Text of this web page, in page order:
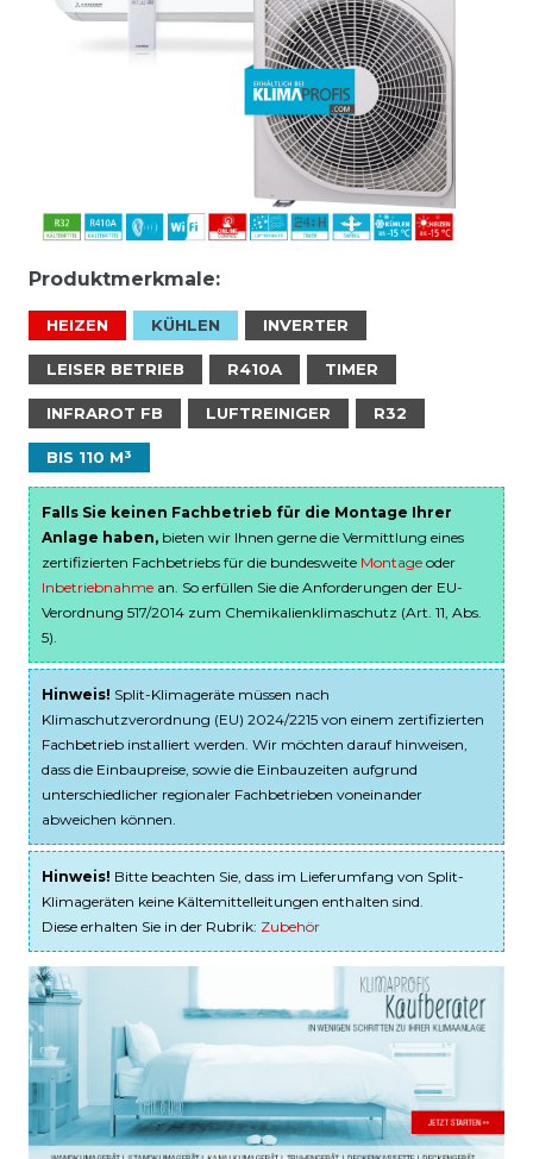
Produktmerkmale:
HEIZEN KÜHLEN INVERTER
LEISER BETRIEB R410A TIMER
INFRAROT FB LUFTREINIGER R32
BIS 110 M³
Falls Sie keinen Fachbetrieb für die Montage Ihrer
Anlage haben, bieten wir Ihnen gerne die Vermittlung eines
zertifizierten Fachbetriebs für die bundesweite Montage oder
Inbetriebnahme an. So erfüllen Sie die Anforderungen der EU-
Verordnung 517/2014 zum Chemikalienklimaschutz (Art. 11, Abs.
5).
Hinweis! Split-Klimageräte müssen nach
Klimaschutzverordnung (EU) 2024/2215 von einem zertifizierten
Fachbetrieb installiert werden. Wir möchten darauf hinweisen,
dass die Einbaupreise, sowie die Einbauzeiten aufgrund
unterschiedlicher regionaler Fachbetrieben voneinander
abweichen können.
Hinweis! Bitte beachten Sie, dass im Lieferumfang von Split-
Klimageräten keine Kältemittelleitungen enthalten sind.
Diese erhalten Sie in der Rubrik: Zubehör